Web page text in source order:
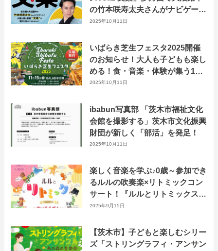
の竹本咲寿太夫さんがナビゲー
ト！
2025年10月11日
いばらき芝生フェスタ2025開催
のお知らせ！大人も子どもも楽し
める！食・音楽・体験が集う1日
限りの特別イベント
2025年10月11日
ibabun写真部 「茨木市福祉文化
会館を撮影する」茨木市文化振興
財団が新しく「部活」を発足！
2025年10月11日
楽しく音楽を学ぶ♪0歳～参加でき
るルルの吹奏楽×リトミックコン
サート！『ルルとリトミックスペ
シャル〜すいそうがく〜』10月
2025年9月15日
【茨木市】子どもと楽しむシリー
ズ「ストリングラフィ・アンサン